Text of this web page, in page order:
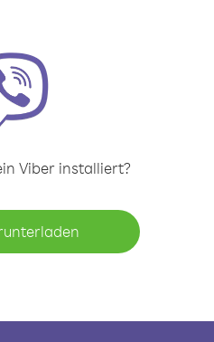
Viber installiert?